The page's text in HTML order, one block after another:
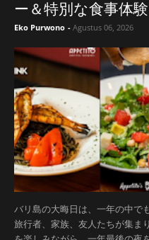
ー＆特別な食事体
Eko Purwono - Agustus 06, 2026
バリ島の大晦日は、一年の中で
旅行者、家族、友人たちが集ま